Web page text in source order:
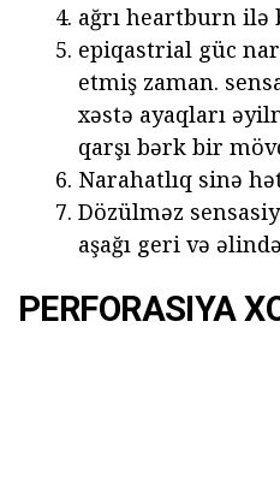
ağrı heartburn ilə
epiqastrial güc
etmiş zaman.
xəstə ayaqları
qarşı bərk bir
Narahatlıq sinə
Dözülməz
aşağı geri və
PERFORASIYA